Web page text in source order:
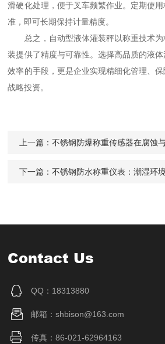
滑硬化处理，便于叉车频繁作业。定期使
准，即可长期保持计量精度。
总之，自动型液体灌装秤以称重技术为
装提供了精度与可靠性。选择高品质的液
效率的手段，更是企业实现精细化管理、
战略投资。
上一篇：不锈钢防爆称重传感器在腐蚀与燃
下一篇：不锈钢防水称重仪表：潮湿环
Contact Us
QQ：18313880
邮箱：shbison@163.com
传真：86-021-62964163